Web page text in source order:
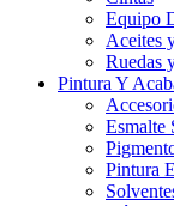
Equipo
Aceites
Ruedas
Pintura Y
Esmalte
Pintura